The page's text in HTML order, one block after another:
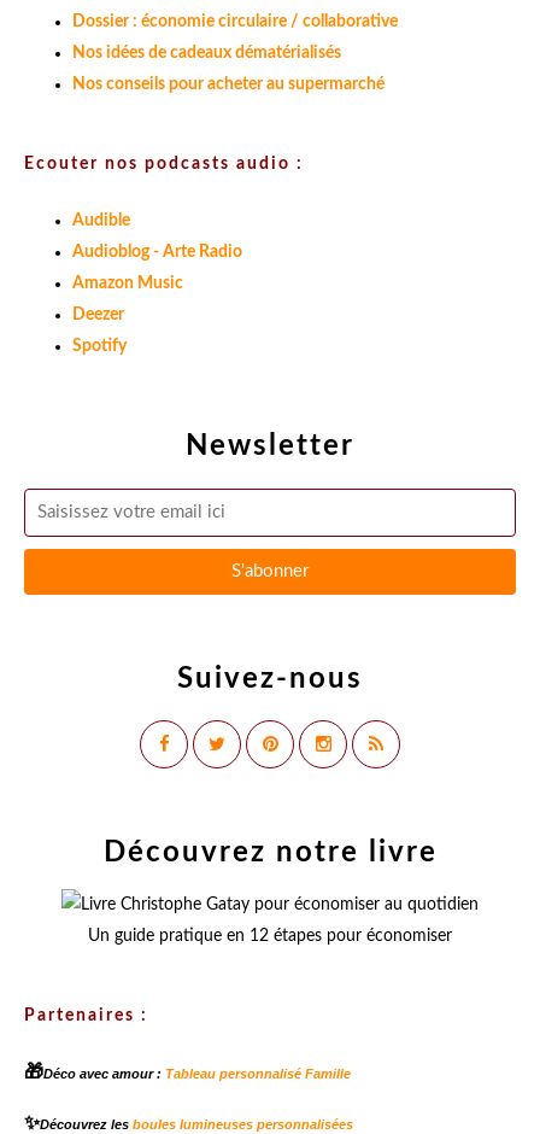
Newsletter
Suivez-nous
Dossier : économie circulaire / collaborative
Nos idées de cadeaux dématérialisés
Nos conseils pour acheter au supermarché
Ecouter nos podcasts audio :
Audible
Audioblog - Arte Radio
Amazon Music
Deezer
Spotify
Découvrez notre livre
Un guide pratique en 12 étapes pour économiser
Partenaires :
🎁Déco avec amour : Tableau personnalisé Famille
✨Découvrez les boules lumineuses personnalisées